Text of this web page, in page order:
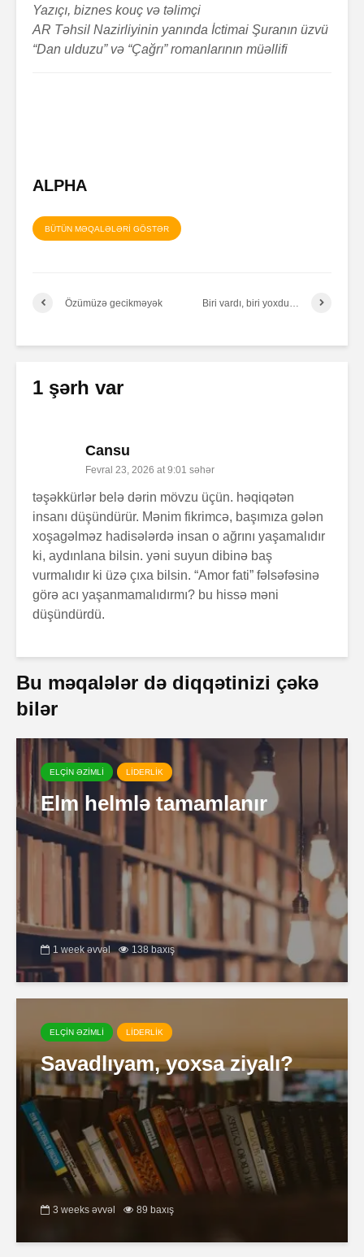
Yazıçı, biznes kouç və təlimçi
AR Təhsil Nazirliyinin yanında İctimai Şuranın üzvü
“Dan ulduzu” və “Çağrı” romanlarının müəllifi
ALPHA
BÜTÜN MƏQALƏLƏRİ GÖSTƏR
Özümüzə gecikməyək Biri vardı, biri yoxdu…
1 şərh var
Cansu
Fevral 23, 2026 at 9:01 səhər
təşəkkürlər belə dərin mövzu üçün. həqiqətən
insanı düşündürür. Mənim fikrimcə, başımıza gələn
xoşagəlməz hadisələrdə insan o ağrını yaşamalıdır
ki, aydınlana bilsin. yəni suyun dibinə baş
vurmalıdır ki üzə çıxa bilsin. “Amor fati” fəlsəfəsinə
görə acı yaşanmamalıdırmı? bu hissə məni
düşündürdü.
Bu məqalələr də diqqətinizi çəkə
bilər
ELÇİN ƏZİMLİ LİDERLİK
Elm helmlə tamamlanır
1 week əvvəl 138 baxış
ELÇİN ƏZİMLİ LİDERLİK
Savadlıyam, yoxsa ziyalı?
3 weeks əvvəl 89 baxış